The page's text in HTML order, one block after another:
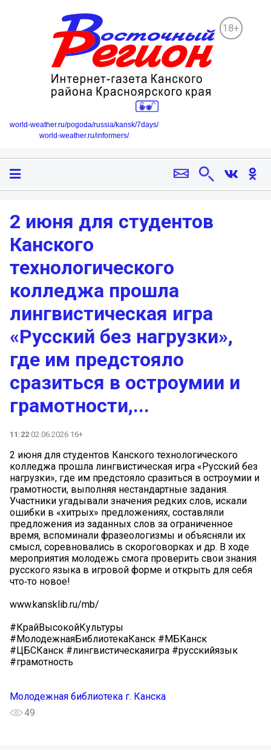
18+
world-weather.ru/pogoda/russia/kansk/7days/
world-weather.ru/informers/
2 июня для студентов
Канского
технологического
колледжа прошла
лингвистическая игра
«Русский без нагрузки»,
где им предстояло
сразиться в остроумии и
грамотности,...
11:22 02.06.2026 16+
2 июня для студентов Канского технологического
колледжа прошла лингвистическая игра «Русский без
нагрузки», где им предстояло сразиться в остроумии и
грамотности, выполняя нестандартные задания.
Участники угадывали значения редких слов, искали
ошибки в «хитрых» предложениях, составляли
предложения из заданных слов за ограниченное
время, вспоминали фразеологизмы и объясняли их
смысл, соревновались в скороговорках и др. В ходе
мероприятия молодежь смога проверить свои знания
русского языка в игровой форме и открыть для себя
что‑то новое!
www.kansklib.ru/mb/
#КрайВысокойКультуры
#МолодежнаяБиблиотекаКанск #МБКанск
#ЦБСКанск #лингвистическаяигра #русскийязык
#грамотность
Молодежная библиотека г. Канска
49